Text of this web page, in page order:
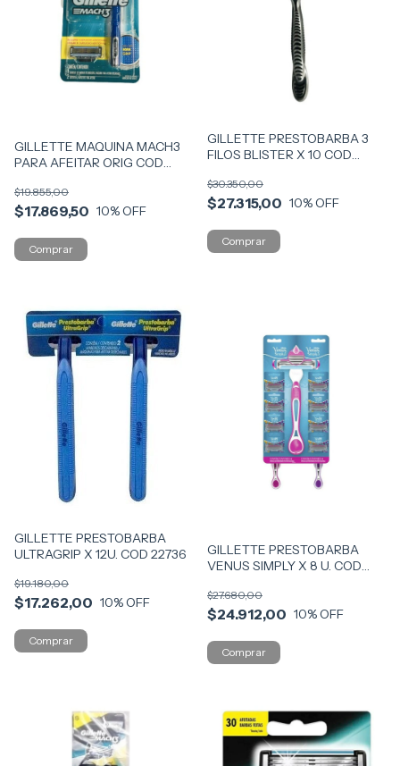
GILLETTE MAQUINA MACH3
PARA AFEITAR ORIG COD
$17.869,50
$19.855,00
10% OFF
GILLETTE PRESTOBARBA 3
FILOS BLISTER X 10 COD
$27.315,00
$30.350,00
10% OFF
GILLETTE PRESTOBARBA
ULTRAGRIP X 12U. COD 22736
$17.262,00
$19.180,00
10% OFF
GILLETTE PRESTOBARBA
VENUS SIMPLY X 8 U. COD
$24.912,00
$27.680,00
10% OFF